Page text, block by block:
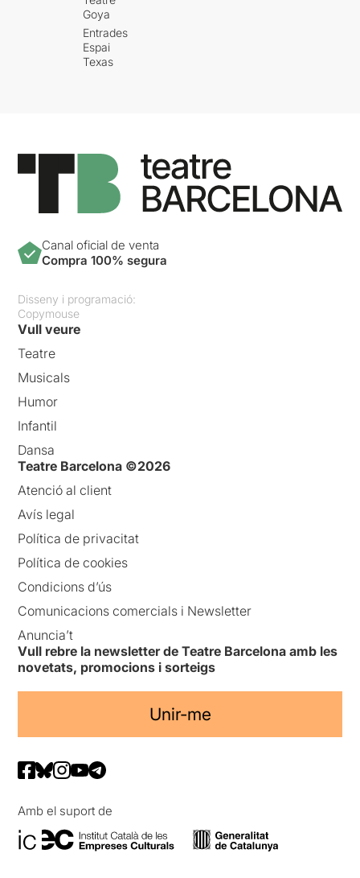
Goya
Entrades
Espai
Texas
Canal oficial de venta
Compra 100% segura
Disseny i programació:
Copymouse
Vull veure
Teatre
Musicals
Humor
Infantil
Dansa
Teatre Barcelona ©2026
Atenció al client
Avís legal
Política de privacitat
Política de cookies
Condicions d’ús
Comunicacions comercials i Newsletter
Anuncia’t
Vull rebre la newsletter de Teatre Barcelona amb les
novetats, promocions i sorteigs
Unir-me
Amb el suport de